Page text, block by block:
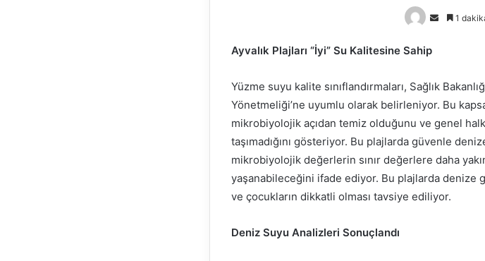
Bir
1
Ayvalık Plajları “İyi” Su Kalitesine Sahip
Yüzme suyu kalite sınıflandırmaları, Sağlık
Yönetmeliği’ne uyumlu olarak belirleniyor. Bu
mikrobiyolojik açıdan temiz olduğunu ve genel
taşımadığını gösteriyor. Bu plajlarda güvenle
mikrobiyolojik değerlerin sınır değerlere daha
yaşanabileceğini ifade ediyor. Bu plajlarda denize
ve çocukların dikkatli olması tavsiye ediliyor.
Deniz Suyu Analizleri Sonuçlandı